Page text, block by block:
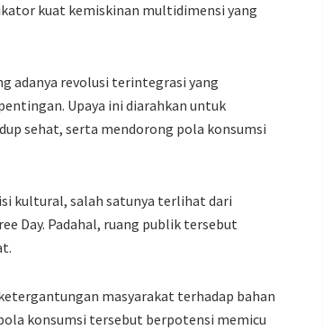
kuat kemiskinan multidimensi yang
adanya revolusi terintegrasi yang
Upaya ini diarahkan untuk
sehat, serta mendorong pola konsumsi
kultural, salah satunya terlihat dari
Day. Padahal, ruang publik tersebut
masyarakat terhadap bahan
konsumsi tersebut berpotensi memicu